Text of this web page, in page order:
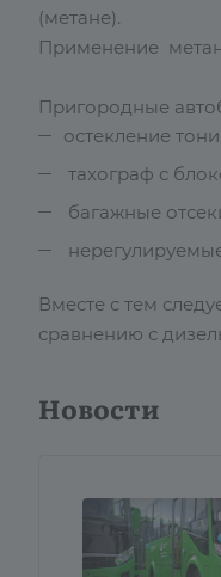
(метане).
Применение
Пригородные
остекление
тахограф с
багажные
Вместе с тем
сравнению с
Новости